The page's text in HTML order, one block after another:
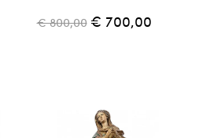
€ 800,00 € 700,00